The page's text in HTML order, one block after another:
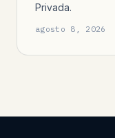
Privada.
agosto 8, 2026